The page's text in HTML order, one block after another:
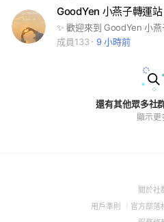
GoodYen 小燕子轉運站
成員133
9 小時前
還有其他眾多社
顯示更
關於社
用戶準則
(Open
官方部落